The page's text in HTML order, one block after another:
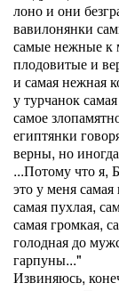
лоно и они
вавилонянки
самые нежные к
плодовитые и
и самая нежная
у турчанок
самое
египтянки
верны, но
...Потому что я,
это у меня
са­мая пухлая,
самая громкая,
голодная до
гарпуны..."
Извиняюсь,